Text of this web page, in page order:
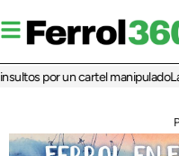
por un cartel manipuladoLa